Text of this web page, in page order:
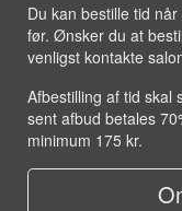
Du kan bestille tid
før. Ønsker du at
venligst kontakte
Afbestilling af tid skal
sent afbud betales
minimum 175 kr.